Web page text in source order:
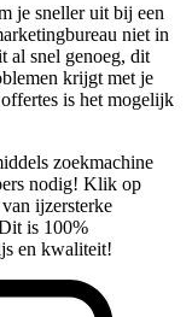
je sneller uit bij een
niet in
al snel genoeg, dit
krijgt met je
is het mogelijk
zoekmachine
nodig! Klik op
ijzersterke
is 100%
en kwaliteit!